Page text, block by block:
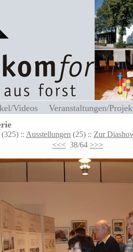
Videos
Veranstaltungen/
(325) :: Ausstellungen (25) :: Zur
<<< 38/64 >>>